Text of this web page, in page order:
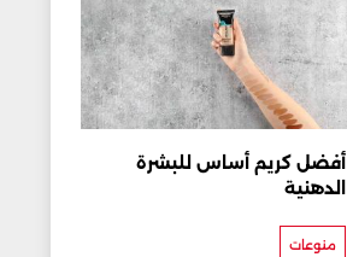
أفضل كريم أساس للبشرة
الدهنية
منوعات